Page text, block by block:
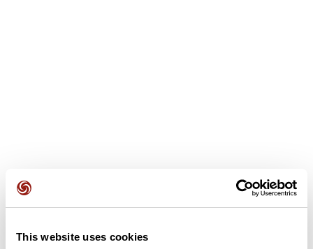
This website uses cookies